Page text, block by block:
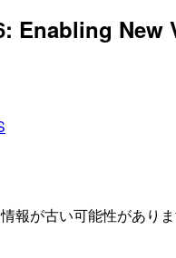
Enabling
が古い可能性がありま